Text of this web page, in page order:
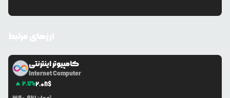
کامپیوتر اینترنتی
Internet Computer
2.7%2.08$